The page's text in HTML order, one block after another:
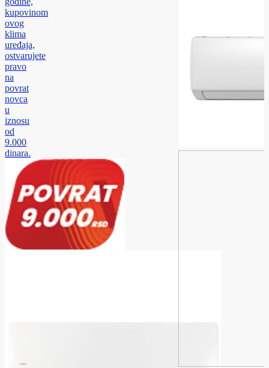
kupovinom
ovog
klima
uređaja,
ostvarujete
pravo
na
povrat
novca
u
iznosu
od
9.000
dinara.